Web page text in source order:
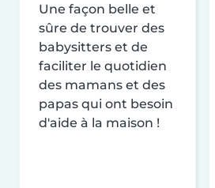
Une façon belle et
sûre de trouver des
babysitters et de
faciliter le quotidien
des mamans et des
papas qui ont besoin
d'aide à la maison !